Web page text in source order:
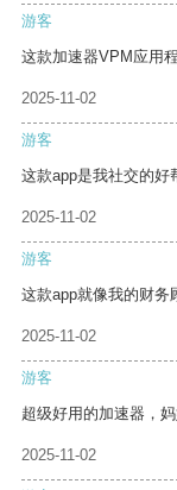
游客
这款加速器VPM应用
2025-11-02
游客
这款app是我社交的好
2025-11-02
游客
这款app就像我的财务
2025-11-02
游客
超级好用的加速器，
2025-11-02